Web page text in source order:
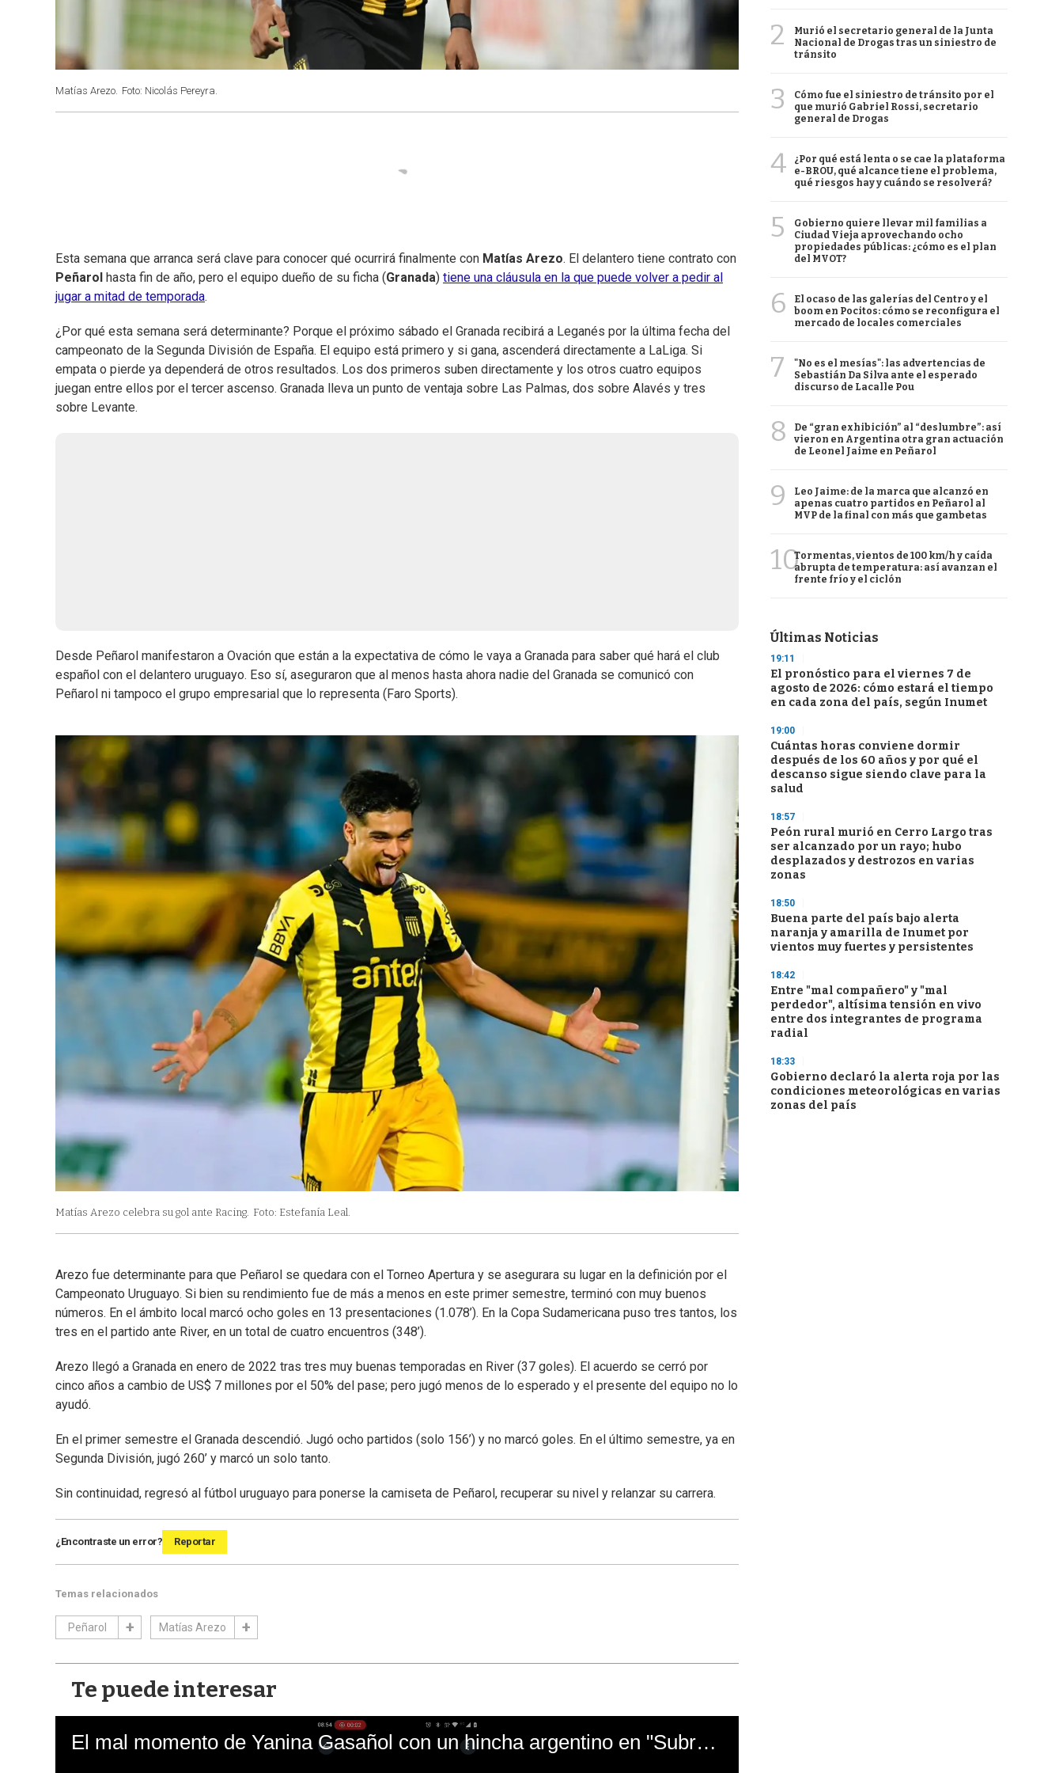
Matías Arezo. Foto: Nicolás Pereyra.
Esta semana que arranca será clave para conocer qué ocurrirá finalmente con Matías Arezo. El delantero tiene contrato con
Peñarol hasta fin de año, pero el equipo dueño de su ficha (Granada) tiene una cláusula en la que puede volver a pedir al
jugar a mitad de temporada.
¿Por qué esta semana será determinante? Porque el próximo sábado el Granada recibirá a Leganés por la última fecha del
campeonato de la Segunda División de España. El equipo está primero y si gana, ascenderá directamente a LaLiga. Si
empata o pierde ya dependerá de otros resultados. Los dos primeros suben directamente y los otros cuatro equipos
juegan entre ellos por el tercer ascenso. Granada lleva un punto de ventaja sobre Las Palmas, dos sobre Alavés y tres
sobre Levante.
Desde Peñarol manifestaron a Ovación que están a la expectativa de cómo le vaya a Granada para saber qué hará el club
español con el delantero uruguayo. Eso sí, aseguraron que al menos hasta ahora nadie del Granada se comunicó con
Peñarol ni tampoco el grupo empresarial que lo representa (Faro Sports).
Matías Arezo celebra su gol ante Racing. Foto: Estefanía Leal.
Arezo fue determinante para que Peñarol se quedara con el Torneo Apertura y se asegurara su lugar en la definición por el
Campeonato Uruguayo. Si bien su rendimiento fue de más a menos en este primer semestre, terminó con muy buenos
números. En el ámbito local marcó ocho goles en 13 presentaciones (1.078’). En la Copa Sudamericana puso tres tantos, los
tres en el partido ante River, en un total de cuatro encuentros (348’).
Arezo llegó a Granada en enero de 2022 tras tres muy buenas temporadas en River (37 goles). El acuerdo se cerró por
cinco años a cambio de US$ 7 millones por el 50% del pase; pero jugó menos de lo esperado y el presente del equipo no lo
ayudó.
En el primer semestre el Granada descendió. Jugó ocho partidos (solo 156’) y no marcó goles. En el último semestre, ya en
Segunda División, jugó 260’ y marcó un solo tanto.
Sin continuidad, regresó al fútbol uruguayo para ponerse la camiseta de Peñarol, recuperar su nivel y relanzar su carrera.
¿Encontraste un error? Reportar
Temas relacionados
Peñarol Matías Arezo
Te puede interesar
El mal momento de Yanina Gasañol con un hincha argentino en "Subrayado"
2
Murió el secretario general de la Junta
Nacional de Drogas tras un siniestro de
tránsito
3
Cómo fue el siniestro de tránsito por el
que murió Gabriel Rossi, secretario
general de Drogas
4
¿Por qué está lenta o se cae la plataforma
e-BROU, qué alcance tiene el problema,
qué riesgos hay y cuándo se resolverá?
5
Gobierno quiere llevar mil familias a
Ciudad Vieja aprovechando ocho
propiedades públicas: ¿cómo es el plan
del MVOT?
6
El ocaso de las galerías del Centro y el
boom en Pocitos: cómo se reconfigura el
mercado de locales comerciales
7
"No es el mesías": las advertencias de
Sebastián Da Silva ante el esperado
discurso de Lacalle Pou
8
De “gran exhibición” al “deslumbre”: así
vieron en Argentina otra gran actuación
de Leonel Jaime en Peñarol
9
Leo Jaime: de la marca que alcanzó en
apenas cuatro partidos en Peñarol al
MVP de la final con más que gambetas
10Tormentas, vientos de 100 km/h y caída
abrupta de temperatura: así avanzan el
frente frío y el ciclón
Últimas Noticias
19:11
El pronóstico para el viernes 7 de
agosto de 2026: cómo estará el tiempo
en cada zona del país, según Inumet
19:00
Cuántas horas conviene dormir
después de los 60 años y por qué el
descanso sigue siendo clave para la
salud
18:57
Peón rural murió en Cerro Largo tras
ser alcanzado por un rayo; hubo
desplazados y destrozos en varias
zonas
18:50
Buena parte del país bajo alerta
naranja y amarilla de Inumet por
vientos muy fuertes y persistentes
18:42
Entre "mal compañero" y "mal
perdedor", altísima tensión en vivo
entre dos integrantes de programa
radial
18:33
Gobierno declaró la alerta roja por las
condiciones meteorológicas en varias
zonas del país